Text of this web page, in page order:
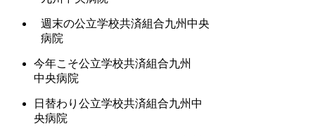
週末の公立学校共済組合九州中央
病院
今年こそ公立学校共済組合九州
中央病院
日替わり公立学校共済組合九州中
央病院